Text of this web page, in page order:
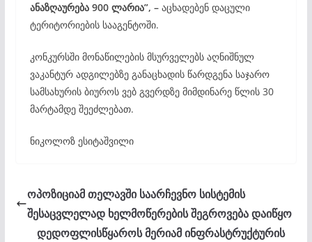
ანაზღაურება 900 ლარია”, –აცხადებენ დაცული
ტერიტორიების სააგენტოში.
კონკურსში მონაწილების მსურველებს აღნიშნულ
ვაკანტურ ადგილებზე განაცხადის წარდგენა საჯარო
სამსახურის ბიუროს ვებ გვერდზე მიმდინარე წლის 30
მარტამდე შეეძლებათ.
ნიკოლოზ ესიტაშვილი
ოპოზიციამ თელავში საარჩევნო სისტემის
შესაცვლელად ხელმოწერების შეგროვება დაიწყო
დედოფლისწყაროს მერიამ ინფრასტრუქტურის